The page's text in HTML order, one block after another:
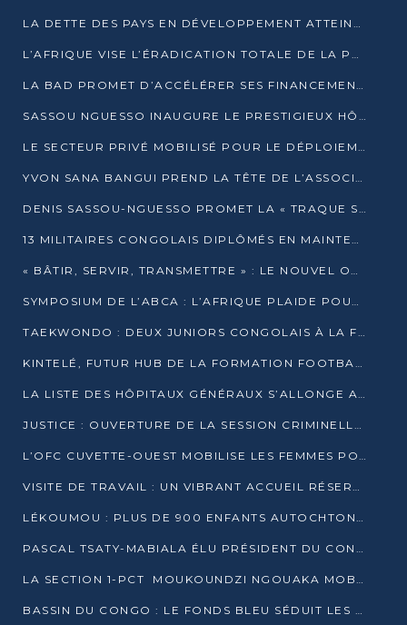
LA DETTE DES PAYS EN DÉVELOPPEMENT ATTEINT UN SOMMET HISTORIQUE ENTRE 2022 ET 2024
L’AFRIQUE VISE L’ÉRADICATION TOTALE DE LA POLIOMYÉLITE D’ICI 2026
LA BAD PROMET D’ACCÉLÉRER SES FINANCEMENTS AVEC LE MINISTÈRE DE L’ASSAINISSEMENT
SASSOU NGUESSO INAUGURE LE PRESTIGIEUX HÔTEL KEMPINSKI BRAZZAVILLE
LE SECTEUR PRIVÉ MOBILISÉ POUR LE DÉPLOIEMENT DE 19 MINI-CENTRALES SOLAIRES
YVON SANA BANGUI PREND LA TÊTE DE L’ASSOCIATION DES BANQUES CENTRALES AFRICAINES
DENIS SASSOU-NGUESSO PROMET LA « TRAQUE SANS RELÂCHE » DU GRAND BANDITISME
13 MILITAIRES CONGOLAIS DIPLÔMÉS EN MAINTENANCE INDUSTRIELLE APRÈS TROIS ANS DE FORMATION À L’UNIVERSITÉ MARIEN-NGOUABI
« BÂTIR, SERVIR, TRANSMETTRE » : LE NOUVEL OUVRAGE QUI INTERPELLE LES COLLECTIVITÉS
SYMPOSIUM DE L’ABCA : L’AFRIQUE PLAIDE POUR UN FINANCEMENT CLIMATIQUE ÉQUITABLE
TAEKWONDO : DEUX JUNIORS CONGOLAIS À LA FINALE D’OPEN SYRIES 2025 À ABIDJAN
KINTELÉ, FUTUR HUB DE LA FORMATION FOOTBALLISTIQUE AFRICAINE ?
LA LISTE DES HÔPITAUX GÉNÉRAUX S’ALLONGE AU CONGO
JUSTICE : OUVERTURE DE LA SESSION CRIMINELLE À BRAZZAVILLE AVEC 52 DOSSIERS AU RÔLE
L’OFC CUVETTE-OUEST MOBILISE LES FEMMES POUR ACCUEILLIR LE PRÉSIDENT DE LA RÉPUBLIQUE
VISITE DE TRAVAIL : UN VIBRANT ACCUEIL RÉSERVÉ À DENIS SASSOU-N’GUESSO PAR L’ASSOCIATION « LES AMIS DE WOMO »
LÉKOUMOU : PLUS DE 900 ENFANTS AUTOCHTONES REÇOIVENT DES KITS SCOLAIRES GRÂCE À L’ESPACE OPOKO
PASCAL TSATY-MABIALA ÉLU PRÉSIDENT DU CONSEIL NATIONAL DE L’UPADS
LA SECTION 1-PCT MOUKOUNDZI NGOUAKA MOBILISE 100 000 FCFA POUR LE 6ᵉ CONGRÈS DU PARTI
BASSIN DU CONGO : LE FONDS BLEU SÉDUIT LES BAILLEURS À BELÉM